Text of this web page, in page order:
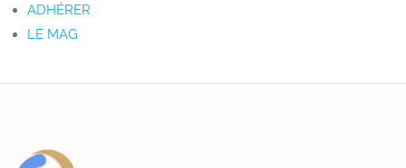
ADHÉRER
LE MAG